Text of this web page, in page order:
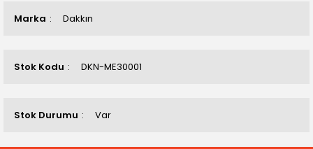
Marka Dakkın
Stok Kodu DKN-ME30001
Stok Durumu Var